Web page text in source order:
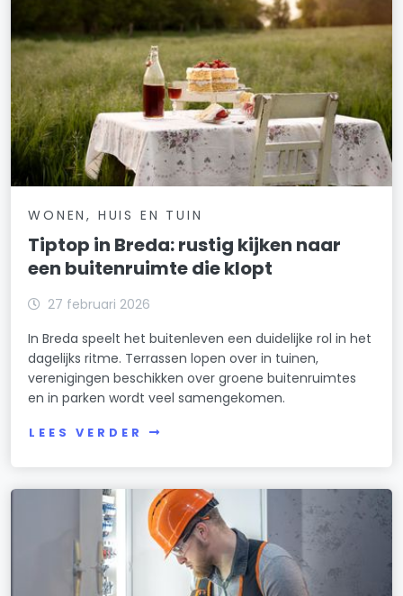
WONEN, HUIS EN TUIN
Tiptop in Breda: rustig kijken naar
een buitenruimte die klopt
27 februari 2026
In Breda speelt het buitenleven een duidelijke rol in het
dagelijks ritme. Terrassen lopen over in tuinen,
verenigingen beschikken over groene buitenruimtes
en in parken wordt veel samengekomen.
LEES VERDER